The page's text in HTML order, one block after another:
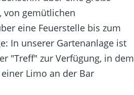
von gemütlichen
eine Feuerstelle bis zum
In unserer Gartenanlage ist
"Treff" zur Verfügung, in dem
Limo an der Bar